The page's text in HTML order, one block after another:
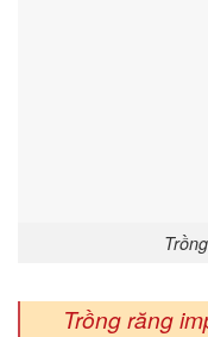
Trồng răng